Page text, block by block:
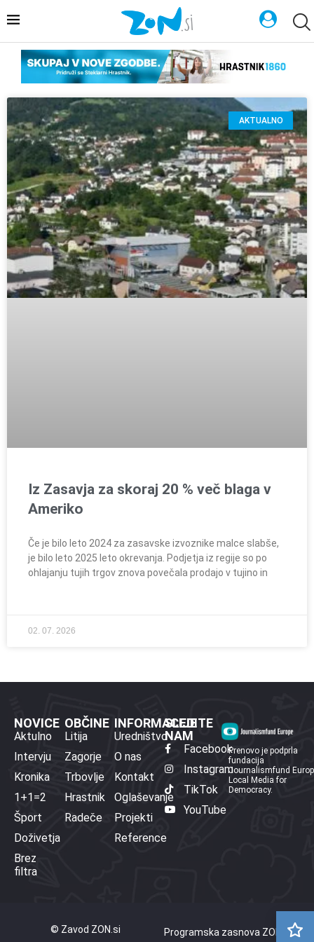
AKTUALNO
Iz Zasavja za skoraj 20 % več blaga v
Ameriko
Če je bilo leto 2024 za zasavske izvoznike malce slabše,
je bilo leto 2025 leto okrevanja. Podjetja iz regije so po
ohlajanju tujih trgov znova povečala prodajo v tujino in
02. 07. 2026
NOVICE
Aktulno
Intervju
Kronika
1+1=2
Šport
Doživetja
Brez
filtra
OBČINE
Litija
Zagorje
Trbovlje
Hrastnik
Radeče
INFORMACIJE
Uredništvo
O nas
Kontakt
Oglaševanje
Projekti
Reference
SLEDITE
NAM
Facebook
Instagram
TikTok
YouTube
Prenovo je podprla
fundacija
Journalismfund
Local Media for
Democracy.
© Zavod ZON.si Programska zasnova ZON